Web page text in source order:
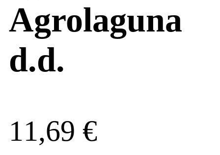
Agrolaguna
d.d.
11,69 €